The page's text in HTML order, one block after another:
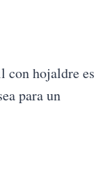
con hojaldre es
para un